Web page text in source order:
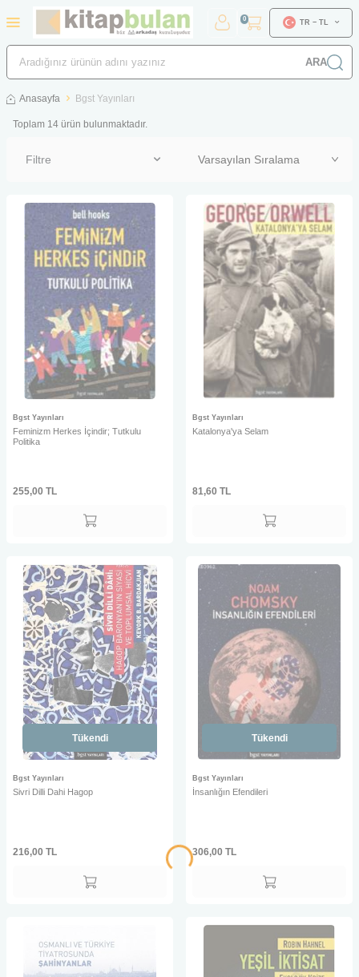
ARA
0 TR − TL
Anasayfa Bgst Yayınları
Toplam 14 ürün bulunmaktadır.
Filtre
Bgst Yayınları
Feminizm Herkes İçindir; Tutkulu
Politika
255,00 TL
Bgst Yayınları
Katalonya'ya Selam
81,60 TL
Tükendi
Bgst Yayınları
Sivri Dilli Dahi Hagop
216,00 TL
Tükendi
Bgst Yayınları
İnsanlığın Efendileri
306,00 TL